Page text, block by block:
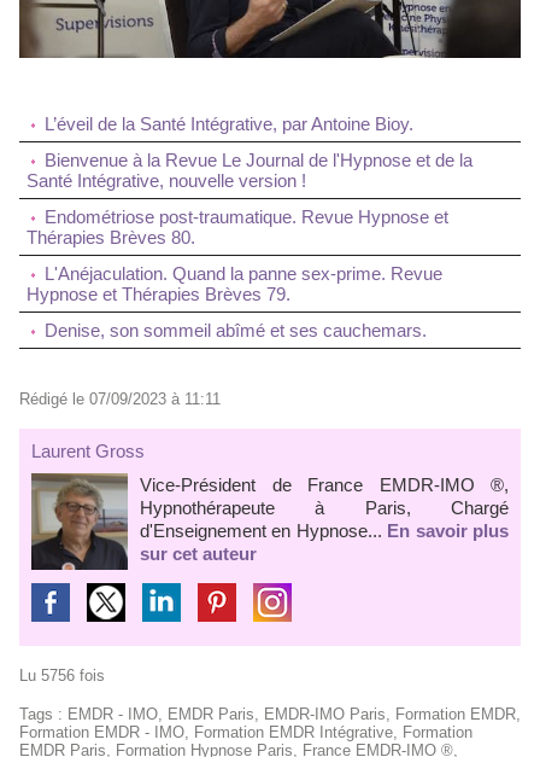
L’éveil de la Santé Intégrative, par Antoine Bioy.
Bienvenue à la Revue Le Journal de l'Hypnose et de la
Santé Intégrative, nouvelle version !
Endométriose post-traumatique. Revue Hypnose et
Thérapies Brèves 80.
L'Anéjaculation. Quand la panne sex-prime. Revue
Hypnose et Thérapies Brèves 79.
Denise, son sommeil abîmé et ses cauchemars.
Rédigé le 07/09/2023 à 11:11
Laurent Gross
Vice-Président de France EMDR-IMO ®,
Hypnothérapeute à Paris, Chargé
d'Enseignement en Hypnose... En savoir plus
sur cet auteur
Lu 5756 fois
Tags : EMDR - IMO EMDR Paris EMDR-IMO Paris Formation EMDR
Formation EMDR - IMO
Formation EMDR Intégrative
Formation
EMDR Paris
Formation Hypnose Paris France EMDR-IMO ®